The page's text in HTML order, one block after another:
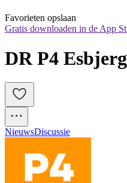
Favorieten opslaan
Gratis downloaden in de App
DR P4 Esbjerg
NieuwsDiscussie